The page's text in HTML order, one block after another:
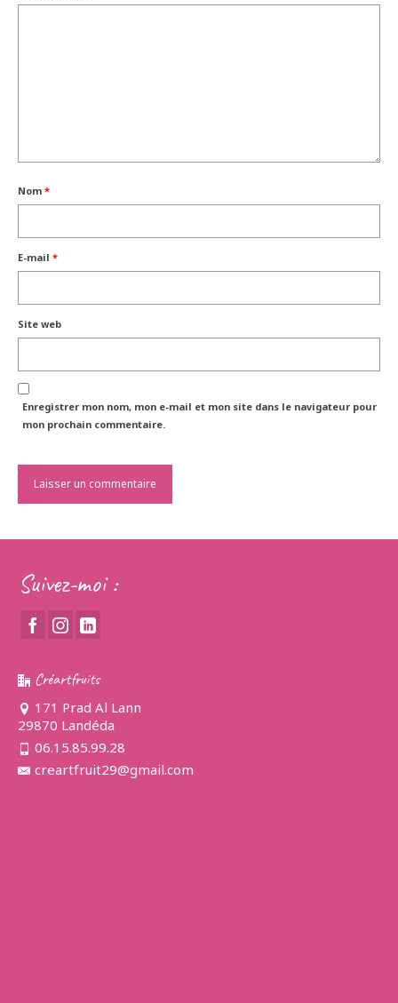
Nom *
E-mail *
Site web
Enregistrer mon nom, mon e-mail et mon site dans le navigateur pour
mon prochain commentaire.
Suivez-moi :
Créartfruits
171 Prad Al Lann
29870 Landéda
06.15.85.99.28
creartfruit29@gmail.com